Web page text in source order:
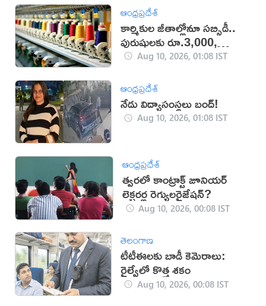
ఆంధ్రప్రదేశ్
కార్మికుల జీతాల్లోనూ సబ్సిడీ..
పురుషులకు రూ.3,000,
మహిళలకు రూ.3,500
Aug 10, 2026, 01:08 IST
ఆంధ్రప్రదేశ్
నేడు విద్యాసంస్థలు బంద్!
Aug 10, 2026, 01:08 IST
ఆంధ్రప్రదేశ్
త్వరలో కాంట్రాక్ట్‌ జూనియర్
లెక్చరర్ల రెగ్యులరైజేషన్?
Aug 10, 2026, 00:08 IST
తెలంగాణ
టీటీఈలకు బాడీ కెమెరాలు:
రైల్వేలో కొత్త శకం
Aug 10, 2026, 00:08 IST